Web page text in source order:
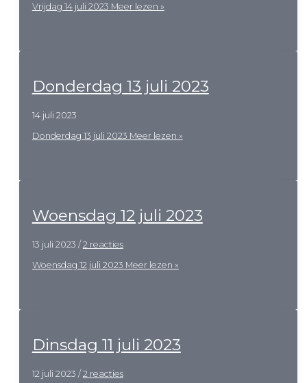
Vrijdag 14 juli 2023 Meer lezen »
Donderdag 13 juli 2023
14 juli 2023
Donderdag 13 juli 2023 Meer lezen »
Woensdag 12 juli 2023
13 juli 2023 / 2 reacties
Woensdag 12 juli 2023 Meer lezen »
Dinsdag 11 juli 2023
12 juli 2023 / 2 reacties